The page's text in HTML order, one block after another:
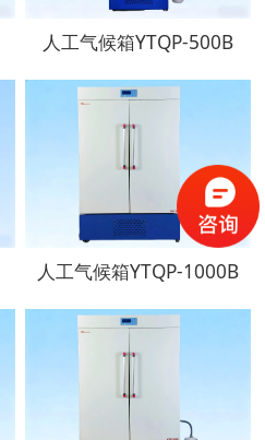
人工气候箱YTQP-500B
人工气候箱YTQP-1000B